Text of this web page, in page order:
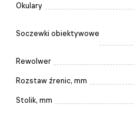
Okulary
Soczewki obiektywowe
Rewolwer
Rozstaw źrenic, mm
Stolik, mm